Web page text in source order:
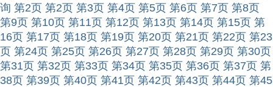
询 第2页 第2页 第3页 第4页 第5页 第6页 第7页 第8页
第9页 第10页 第11页 第12页 第13页 第14页 第15页 第
16页 第17页 第18页 第19页 第20页 第21页 第22页 第23
页 第24页 第25页 第26页 第27页 第28页 第29页 第30页
第31页 第32页 第33页 第34页 第35页 第36页 第37页 第
38页 第39页 第40页 第41页 第42页 第43页 第44页 第45